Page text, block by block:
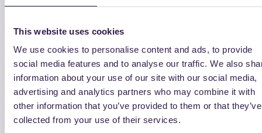
This website uses cookies
We use cookies to personalise content and ads, to provide
social media features and to analyse our traffic. We also
information about your use of our site with our social media,
advertising and analytics partners who may combine it with
other information that you’ve provided to them or that they’ve
collected from your use of their services.
greenwashing.
È opportuno introdurre nella normativa dell’Unione in materia
di tutela dei consumatori norme specifiche volte a
contrastare le pratiche commerciali sleali che impediscono
ai consumatori di compiere scelte di consumo sostenibili.